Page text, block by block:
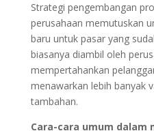
Strategi pengembangan
perusahaan memutuskan
baru untuk pasar yang
biasanya diambil oleh
mempertahankan
menawarkan lebih banyak
tambahan.
Cara-cara umum